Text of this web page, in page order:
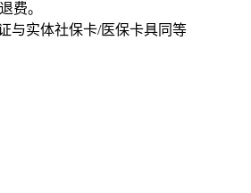
费。
与实体社保卡/医保卡具同等